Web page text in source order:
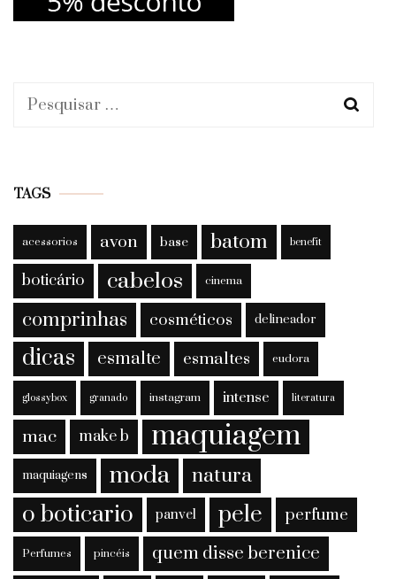
Pesquisar
TAGS
acessorios avon base batom benefit
boticário cabelos cinema
comprinhas cosméticos delineador
dicas esmalte esmaltes eudora
glossybox granado instagram intense literatura
mac make b maquiagem
maquiagens moda natura
o boticario panvel pele perfume
Perfumes pincéis quem disse berenice